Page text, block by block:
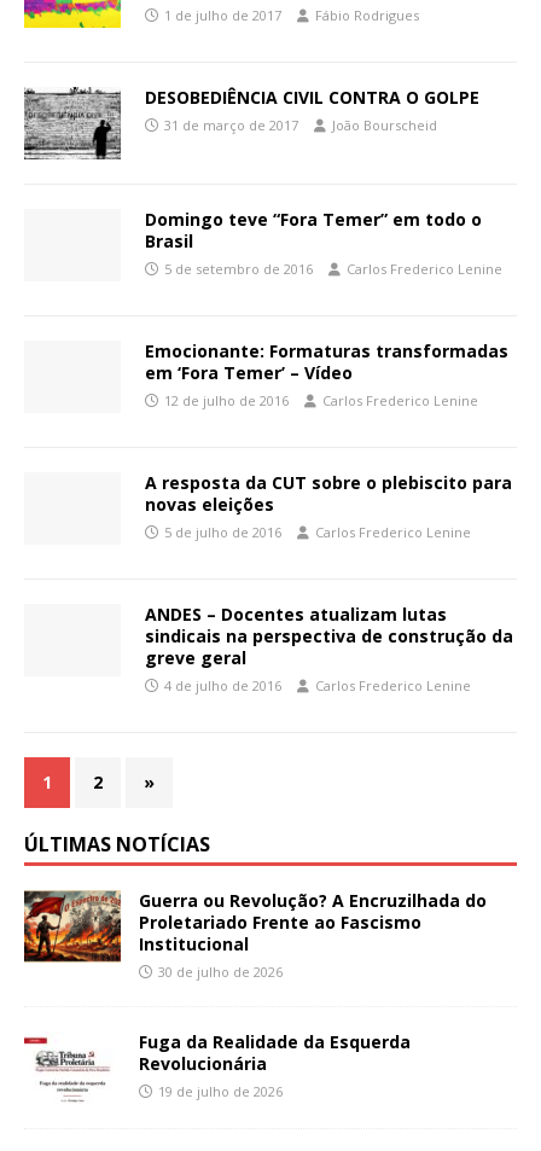
1 de julho de 2017 Fábio Rodrigues
DESOBEDIÊNCIA CIVIL CONTRA O GOLPE
31 de março de 2017 João Bourscheid
Domingo teve “Fora Temer” em todo o
Brasil
5 de setembro de 2016 Carlos Frederico Lenine
Emocionante: Formaturas transformadas
em ‘Fora Temer’ – Vídeo
12 de julho de 2016 Carlos Frederico Lenine
A resposta da CUT sobre o plebiscito para
novas eleições
5 de julho de 2016 Carlos Frederico Lenine
ANDES – Docentes atualizam lutas
sindicais na perspectiva de construção da
greve geral
4 de julho de 2016 Carlos Frederico Lenine
1 2 »
ÚLTIMAS NOTÍCIAS
Guerra ou Revolução? A Encruzilhada do
Proletariado Frente ao Fascismo
Institucional
30 de julho de 2026
Fuga da Realidade da Esquerda
Revolucionária
19 de julho de 2026